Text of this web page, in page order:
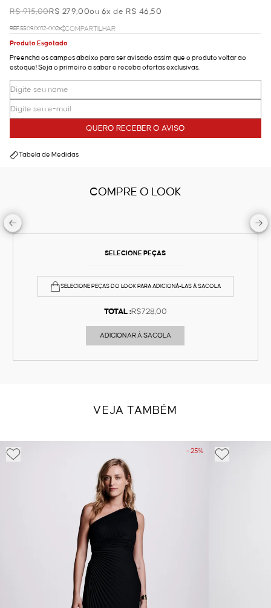
R$ 915,00R$ 279,00ou 6x de R$ 46,50
REF.55.09.0012-002
COMPARTILHAR
Produto Esgotado
Preencha os campos abaixo para ser avisado assim que o produto voltar ao
estoque! Seja o primeiro a saber e receba ofertas exclusivas.
QUERO RECEBER O AVISO
Tabela de Medidas
COMPRE O LOOK
SELECIONE PEÇAS
SELECIONE PEÇAS DO LOOK PARA ADICIONÁ-LAS À SACOLA
TOTAL :R$728,00
ADICIONAR À SACOLA
VEJA TAMBÉM
- 25%